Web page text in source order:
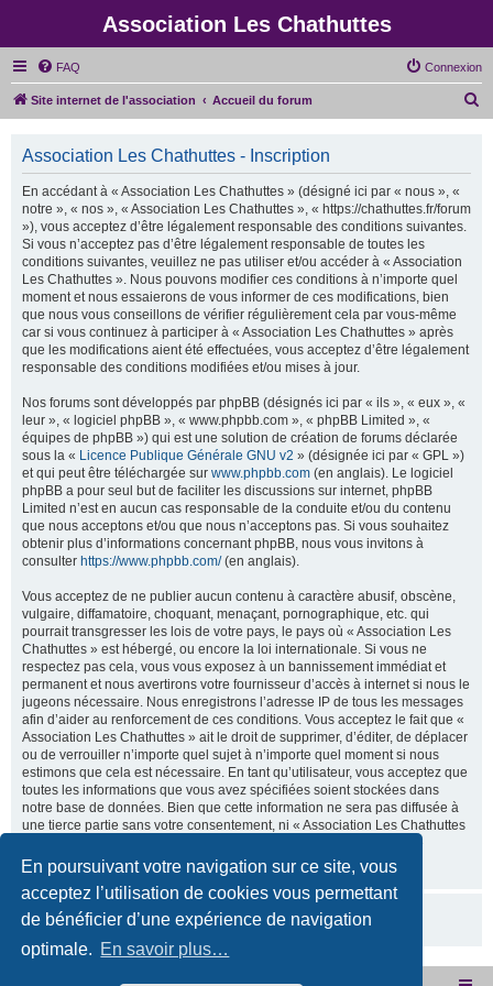
En poursuivant votre navigation sur ce site, vous
acceptez l’utilisation de cookies vous permettant
de bénéficier d’une expérience de navigation
optimale. En savoir plus…
Association Les Chathuttes
FAQ Connexion
Site internet de l'association Accueil du forum
Association Les Chathuttes - Inscription
En accédant à « Association Les Chathuttes » (désigné ici par « nous », «
notre », « nos », « Association Les Chathuttes », « https://chathuttes.fr/forum
»), vous acceptez d’être légalement responsable des conditions suivantes.
Si vous n’acceptez pas d’être légalement responsable de toutes les
conditions suivantes, veuillez ne pas utiliser et/ou accéder à « Association
Les Chathuttes ». Nous pouvons modifier ces conditions à n’importe quel
moment et nous essaierons de vous informer de ces modifications, bien
que nous vous conseillons de vérifier régulièrement cela par vous-même
car si vous continuez à participer à « Association Les Chathuttes » après
que les modifications aient été effectuées, vous acceptez d’être légalement
responsable des conditions modifiées et/ou mises à jour.
Nos forums sont développés par phpBB (désignés ici par « ils », « eux », «
leur », « logiciel phpBB », « www.phpbb.com », « phpBB Limited », «
équipes de phpBB ») qui est une solution de création de forums déclarée
sous la « Licence Publique Générale GNU v2 » (désignée ici par « GPL »)
et qui peut être téléchargée sur www.phpbb.com (en anglais). Le logiciel
phpBB a pour seul but de faciliter les discussions sur internet, phpBB
Limited n’est en aucun cas responsable de la conduite et/ou du contenu
que nous acceptons et/ou que nous n’acceptons pas. Si vous souhaitez
obtenir plus d’informations concernant phpBB, nous vous invitons à
consulter https://www.phpbb.com/(en anglais).
Vous acceptez de ne publier aucun contenu à caractère abusif, obscène,
vulgaire, diffamatoire, choquant, menaçant, pornographique, etc. qui
pourrait transgresser les lois de votre pays, le pays où « Association Les
Chathuttes » est hébergé, ou encore la loi internationale. Si vous ne
respectez pas cela, vous vous exposez à un bannissement immédiat et
permanent et nous avertirons votre fournisseur d’accès à internet si nous le
jugeons nécessaire. Nous enregistrons l’adresse IP de tous les messages
afin d’aider au renforcement de ces conditions. Vous acceptez le fait que «
Association Les Chathuttes » ait le droit de supprimer, d’éditer, de déplacer
ou de verrouiller n’importe quel sujet à n’importe quel moment si nous
estimons que cela est nécessaire. En tant qu’utilisateur, vous acceptez que
toutes les informations que vous avez spécifiées soient stockées dans
notre base de données. Bien que cette information ne sera pas diffusée à
une tierce partie sans votre consentement, ni « Association Les Chathuttes
tentative de piratage visant à compromettre vos données.